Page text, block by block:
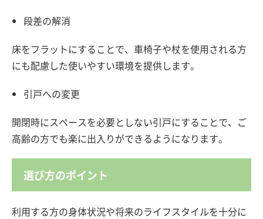
段差の解消
床をフラットにすることで、車椅子や杖を使用される方
にも配慮した使いやすい環境を提供します。
引戸への変更
開閉時にスペースを必要としない引戸にすることで、ご
高齢の方でも楽に出入りができるようになります。
選び方のポイント
利用する方の身体状況や将来のライフスタイルを十分に